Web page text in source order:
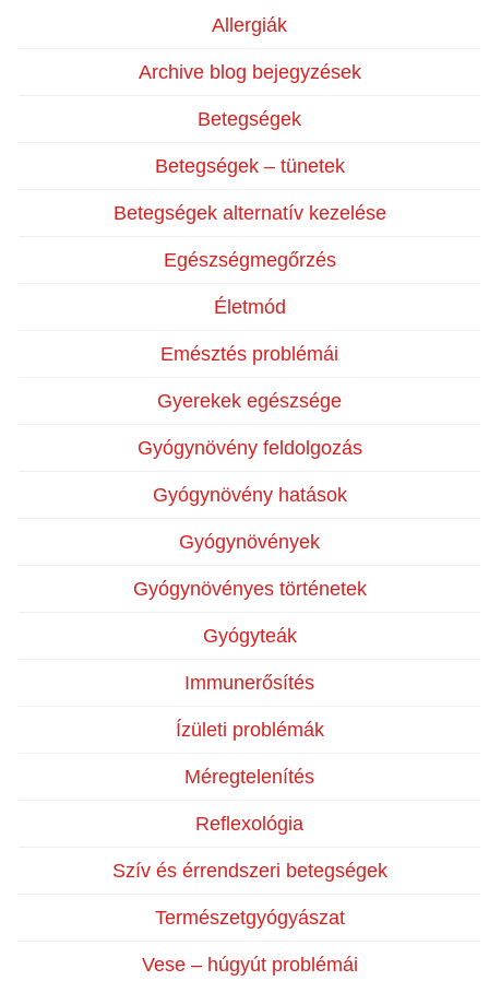
Allergiák
Archive blog bejegyzések
Betegségek
Betegségek – tünetek
Betegségek alternatív kezelése
Egészségmegőrzés
Életmód
Emésztés problémái
Gyerekek egészsége
Gyógynövény feldolgozás
Gyógynövény hatások
Gyógynövények
Gyógynövényes történetek
Gyógyteák
Immunerősítés
Ízületi problémák
Méregtelenítés
Reflexológia
Szív és érrendszeri betegségek
Természetgyógyászat
Vese – húgyút problémái